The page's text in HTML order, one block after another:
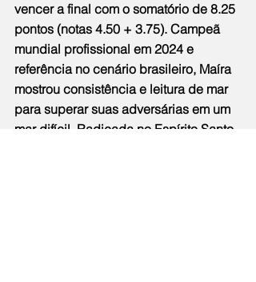
vencer a final com o somatório de 8.25
pontos (notas 4.50 + 3.75). Campeã
mundial profissional em 2024 e
referência no cenário brasileiro, Maíra
mostrou consistência e leitura de mar
para superar suas adversárias em um
mar difícil. Radicada no Espírito Santo